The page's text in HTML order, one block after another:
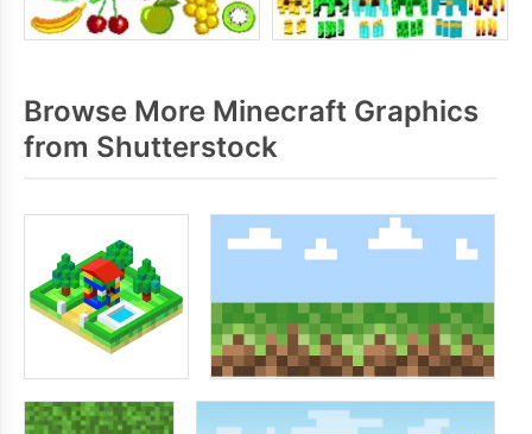
Browse More Minecraft Graphics
from Shutterstock